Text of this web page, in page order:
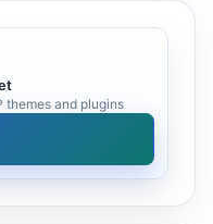
themes and plugins